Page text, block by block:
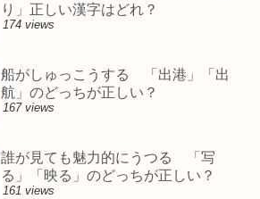
り」正しい漢字はどれ？
174 views
船がしゅっこうする 「出港」「出
航」のどっちが正しい？
167 views
誰が見ても魅力的にうつる 「写
る」「映る」のどっちが正しい？
161 views